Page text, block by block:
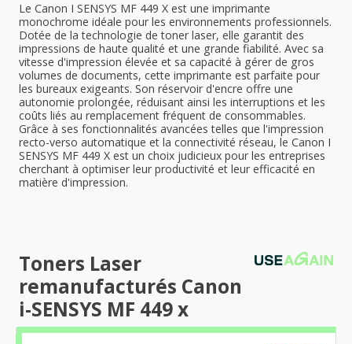
Le Canon I SENSYS MF 449 X est une imprimante
monochrome idéale pour les environnements professionnels.
Dotée de la technologie de toner laser, elle garantit des
impressions de haute qualité et une grande fiabilité. Avec sa
vitesse d'impression élevée et sa capacité à gérer de gros
volumes de documents, cette imprimante est parfaite pour
les bureaux exigeants. Son réservoir d'encre offre une
autonomie prolongée, réduisant ainsi les interruptions et les
coûts liés au remplacement fréquent de consommables.
Grâce à ses fonctionnalités avancées telles que l'impression
recto-verso automatique et la connectivité réseau, le Canon I
SENSYS MF 449 X est un choix judicieux pour les entreprises
cherchant à optimiser leur productivité et leur efficacité en
matière d'impression.
Toners Laser
remanufacturés Canon
i-SENSYS MF 449 x